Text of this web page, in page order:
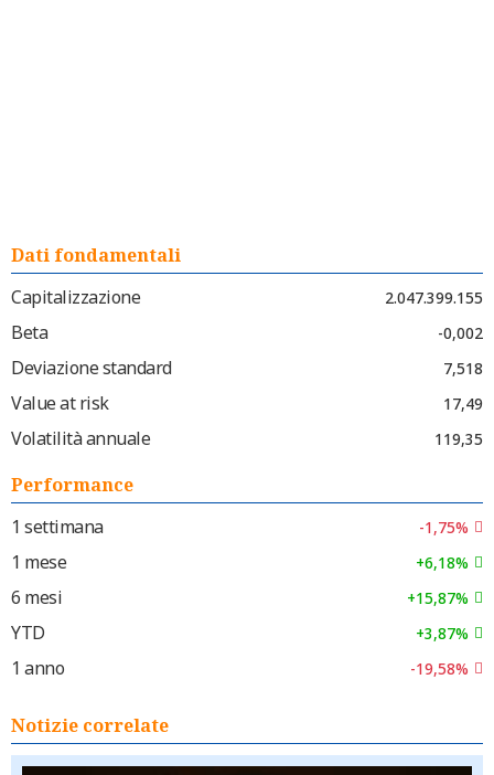
Dati fondamentali
Capitalizzazione
2.047.399.155
Beta -0,002
Deviazione standard 7,518
Value at risk 17,49
Volatilità annuale 119,35
Performance
1 settimana
-1,75%
1 mese +6,18%
6 mesi +15,87%
YTD +3,87%
1 anno -19,58%
Notizie correlate